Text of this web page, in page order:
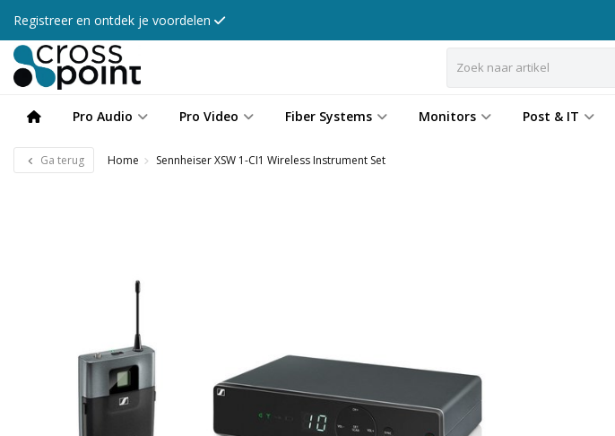
Registreer en ontdek je voordelen
Pro Audio Pro Video Fiber Systems Monitors Post & IT
Ga terug Home Sennheiser XSW 1-CI1 Wireless Instrument Set